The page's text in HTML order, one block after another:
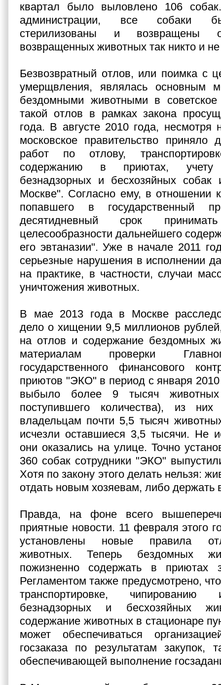
квартал было выловлено 106
администрации, все собаки
стерилизованы и возвращены
возвращенных животных так никто и
Безвозвратный отлов, или поимка с
умерщвления, являлась основным
бездомными животными в
такой отлов в рамках закона
года. В августе 2010 года, несмотря
московское правительство приняло
работ по отлову,
содержанию в приютах, учету
безнадзорных и бесхозяйных
Москве". Согласно ему, в отношении
попавшего в государственный
десятидневный срок
целесообразности дальнейшего
его эвтаназии". Уже в начале 2011
серьезные нарушения в исполнении
на практике, в частности, случаи
уничтожения животных.
В мае 2013 года в Москве
дело о хищении 9,5 миллионов
на отлов и содержание бездомных
материалам проверки
государственного финансового
приютов "ЭКО" в период с января
выбыло более 9 тысяч
поступившего количества), из
владельцам почти 5,5 тысяч
исчезли оставшиеся 3,5 тысячи. Не
они оказались на улице. Точно
360 собак сотрудники "ЭКО"
Хотя по закону этого делать нельзя:
отдать новым хозяевам, либо держать
Правда, на фоне всего
приятные новости. 11 февраля этого
установлены новые правила
животных. Теперь бездомных
пожизненно содержать в приютах
Регламентом также предусмотрено,
транспортировке, чипированию
безнадзорных и бесхозяйных
содержание животных в стационаре
может обеспечиваться
госзаказа по результатам закупок,
обеспечивающей выполнение